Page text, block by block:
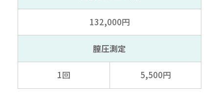
132,000円
膣圧測定
1回 5,500円